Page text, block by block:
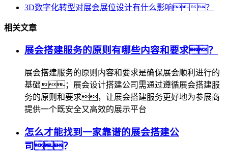
3D数字化转型对展会展位设计有什么影响？
相关文章
展会搭建服务的原则有哪些内容和要求？
展会搭建服务的原则内容和要求是确保展会顺利进行的
基础；展会设计搭建公司需通过遵循展会搭建服
务的原则和要求，让展会搭建服务更好地为参展商
提供一个既安全又高效的展示平台
怎么才能找到一家靠谱的展会搭建公
司？